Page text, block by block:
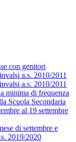
con genitori
a.s. 2010/2011
a.s. 2010/2011
minima di frequenza
Scuola Secondaria
al 19 settembre
di settembre e
2019/2020